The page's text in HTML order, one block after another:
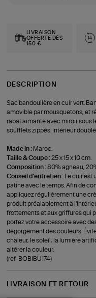
LIVRAISON
OFFERTE DÈS
150 €
DESCRIPTION
Sac bandoulière en cuir vert.
amovible par mousquetons, et
rabat aimanté avec miroir sous
soufflets zippés. Intérieur
Made in : Maroc.
Taille & Coupe :25 x 15 x 10 cm.
Composition :80% agneau,
Conseil d'entretien :
Le cuir
patine avec le temps. Afin de
appliquez régulièrement une
produit préalablement à
frottements et aux griffures qui
portez votre accessoire avec
dégorgement des couleurs.
chaleur, le soleil, la lumière
altérer la couleur.
(ref-BOBIBU174)
LIVRAISON ET RETOUR